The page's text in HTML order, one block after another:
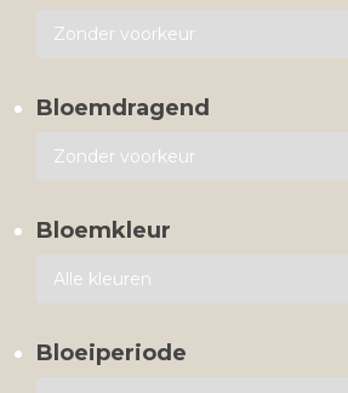
Bloemdragend
Bloemkleur
Bloeiperiode